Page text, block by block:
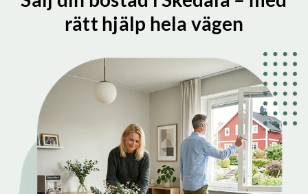
rätt hjälp hela vägen